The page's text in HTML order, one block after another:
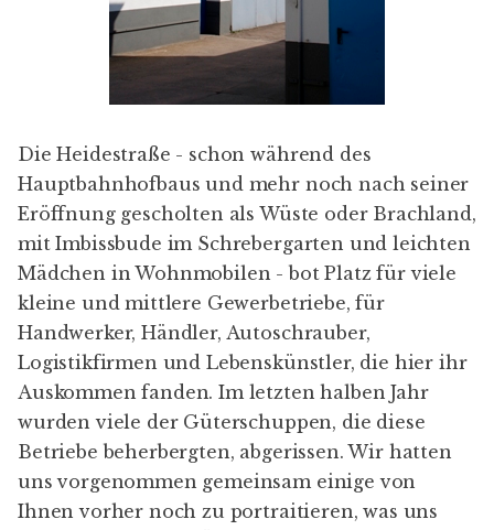
Die Heidestraße - schon während des
Hauptbahnhofbaus und mehr noch nach seiner
Eröffnung gescholten als Wüste oder Brachland,
mit Imbissbude im Schrebergarten und leichten
Mädchen in Wohnmobilen - bot Platz für viele
kleine und mittlere Gewerbetriebe, für
Handwerker, Händler, Autoschrauber,
Logistikfirmen und Lebenskünstler, die hier ihr
Auskommen fanden. Im letzten halben Jahr
wurden viele der Güterschuppen, die diese
Betriebe beherbergten, abgerissen. Wir hatten
uns vorgenommen gemeinsam einige von
Ihnen vorher noch zu portraitieren, was uns